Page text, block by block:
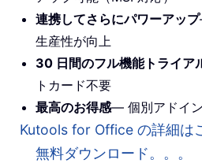
連携してさらにパワーアップ
生産性が向上
30 日間のフル機能トライア
トカード不要
最高のお得感— 個別アドイ
Kutools for Office の詳細は
無料ダウンロード。。。